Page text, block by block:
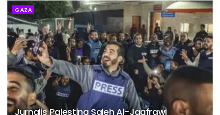
GAZA
Jurnalis Palestina Saleh Al-Jaafrawi